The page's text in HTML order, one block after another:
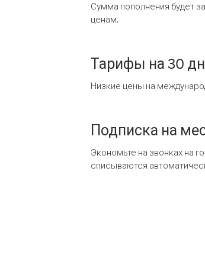
Сумма пополнения будет
ценам.
Тарифы на 30
Низкие цены на
Подписка на
Экономьте на звонках на
списываются